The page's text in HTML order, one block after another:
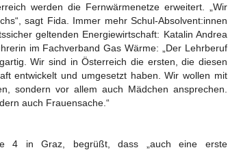
werden die Fernwärmenetze erweitert. „Wir
sagt Fida. Immer mehr Schul-Absolvent:innen
geltenden Energiewirtschaft: Katalin Andrea
im Fachverband Gas Wärme: „Der Lehrberuf
Wir sind in Österreich die ersten, die diesen
entwickelt und umgesetzt haben. Wir wollen mit
sondern vor allem auch Mädchen ansprechen.
auch Frauensache.“
4 in Graz, begrüßt, dass „auch eine erste